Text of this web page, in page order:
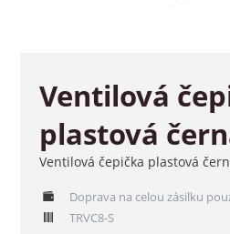
Ventilová
plastová
Ventilová čepička plastová
Doprava na celou zásilku
TRVC8-S